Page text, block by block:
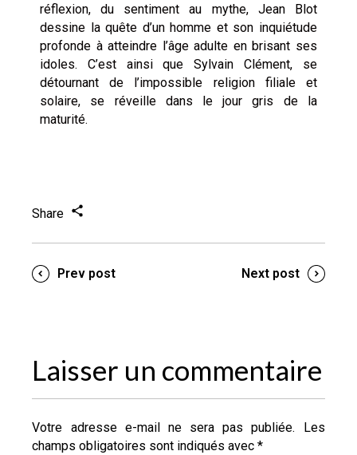
réflexion, du sentiment au mythe, Jean Blot
dessine la quête d’un homme et son inquiétude
profonde à atteindre l’âge adulte en brisant ses
idoles. C’est ainsi que Sylvain Clément, se
détournant de l’impossible religion filiale et
solaire, se réveille dans le jour gris de la
maturité.
Share
Prev post Next post
Laisser un commentaire
Votre adresse e-mail ne sera pas publiée.
Les
champs obligatoires sont indiqués avec*